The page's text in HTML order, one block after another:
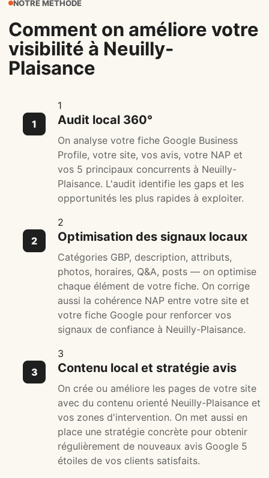
NOTRE MÉTHODE
Comment on améliore votre
visibilité à Neuilly-
Plaisance
1
Audit local 360°
On analyse votre fiche Google Business
Profile, votre site, vos avis, votre NAP et
vos 5 principaux concurrents à Neuilly-
Plaisance. L'audit identifie les gaps et les
opportunités les plus rapides à exploiter.
2
Optimisation des signaux locaux
Catégories GBP, description, attributs,
photos, horaires, Q&A, posts — on optimise
chaque élément de votre fiche. On corrige
aussi la cohérence NAP entre votre site et
votre fiche Google pour renforcer vos
signaux de confiance à Neuilly-Plaisance.
3
Contenu local et stratégie avis
On crée ou améliore les pages de votre site
avec du contenu orienté Neuilly-Plaisance et
vos zones d'intervention. On met aussi en
place une stratégie concrète pour obtenir
régulièrement de nouveaux avis Google 5
étoiles de vos clients satisfaits.